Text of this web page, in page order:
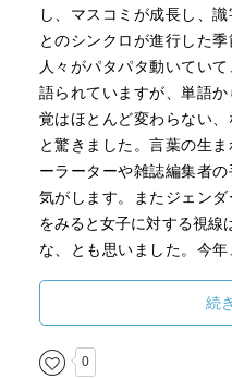
し、マスコミが成長し、
とのシンクロが進行した
人々がパタパタ動いてい
語られていますが、単語
覚はほとんど変わらない
と驚きました。言葉の生
ーラーターや雑誌編集者
気がします。またジェン
をみると女子に対する視線
な、とも思いました。今
がれています。日々使う
を取り込めないと生活から
ているのだと思います。
続
0